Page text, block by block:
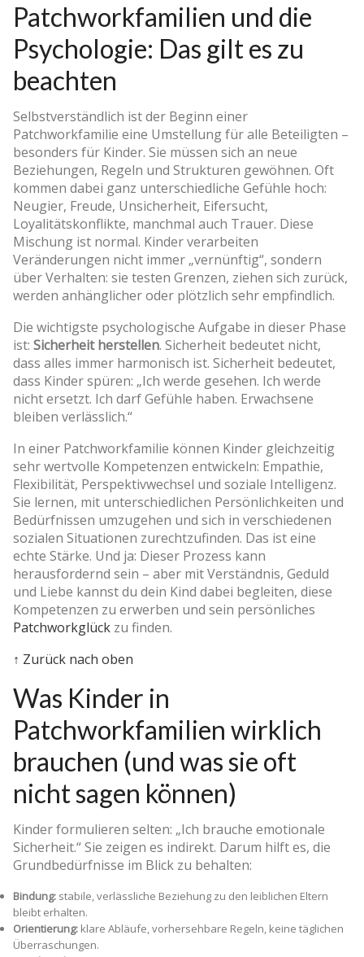
Patchworkfamilien und die
Psychologie: Das gilt es zu
beachten
Selbstverständlich ist der Beginn einer
Patchworkfamilie eine Umstellung für alle Beteiligten –
besonders für Kinder. Sie müssen sich an neue
Beziehungen, Regeln und Strukturen gewöhnen. Oft
kommen dabei ganz unterschiedliche Gefühle hoch:
Neugier, Freude, Unsicherheit, Eifersucht,
Loyalitätskonflikte, manchmal auch Trauer. Diese
Mischung ist normal. Kinder verarbeiten
Veränderungen nicht immer „vernünftig“, sondern
über Verhalten: sie testen Grenzen, ziehen sich zurück,
werden anhänglicher oder plötzlich sehr empfindlich.
Die wichtigste psychologische Aufgabe in dieser Phase
ist: Sicherheit herstellen. Sicherheit bedeutet nicht,
dass alles immer harmonisch ist. Sicherheit bedeutet,
dass Kinder spüren: „Ich werde gesehen. Ich werde
nicht ersetzt. Ich darf Gefühle haben. Erwachsene
bleiben verlässlich.“
In einer Patchworkfamilie können Kinder gleichzeitig
sehr wertvolle Kompetenzen entwickeln: Empathie,
Flexibilität, Perspektivwechsel und soziale Intelligenz.
Sie lernen, mit unterschiedlichen Persönlichkeiten und
Bedürfnissen umzugehen und sich in verschiedenen
sozialen Situationen zurechtzufinden. Das ist eine
echte Stärke. Und ja: Dieser Prozess kann
herausfordernd sein – aber mit Verständnis, Geduld
und Liebe kannst du dein Kind dabei begleiten, diese
Kompetenzen zu erwerben und sein persönliches
Patchworkglück zu finden.
↑ Zurück nach oben
Was Kinder in
Patchworkfamilien wirklich
brauchen (und was sie oft
nicht sagen können)
Kinder formulieren selten: „Ich brauche emotionale
Sicherheit.“ Sie zeigen es indirekt. Darum hilft es, die
Grundbedürfnisse im Blick zu behalten:
Bindung: stabile, verlässliche Beziehung zu den leiblichen Eltern
bleibt erhalten.
Orientierung: klare Abläufe, vorhersehbare Regeln, keine täglichen
Überraschungen.